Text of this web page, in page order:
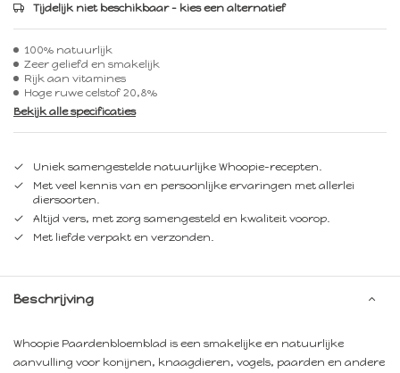
Tijdelijk niet beschikbaar – kies een alternatief
100% natuurlijk
Zeer geliefd en smakelijk
Rijk aan vitamines
Hoge ruwe celstof 20,8%
Bekijk alle specificaties
Uniek samengestelde natuurlijke Whoopie-recepten.
Met veel kennis van en persoonlijke ervaringen met allerlei
diersoorten.
Altijd vers, met zorg samengesteld en kwaliteit voorop.
Met liefde verpakt en verzonden.
Beschrijving
Whoopie Paardenbloemblad is een smakelijke en natuurlijke
aanvulling voor konijnen, knaagdieren, vogels, paarden en andere